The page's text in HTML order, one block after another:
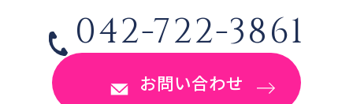
042-722-3861
お問い合わせ